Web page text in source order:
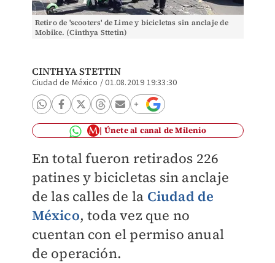
Retiro de 'scooters' de Lime y bicicletas sin anclaje de
Mobike. (Cinthya Sttetin)
CINTHYA STETTIN
Ciudad de México /01.08.2019 19:33:30
Únete al canal de Milenio
En total fueron retirados 226
patines y bicicletas sin anclaje
de las calles de la Ciudad de
México, toda vez que no
cuentan con el permiso anual
de operación.